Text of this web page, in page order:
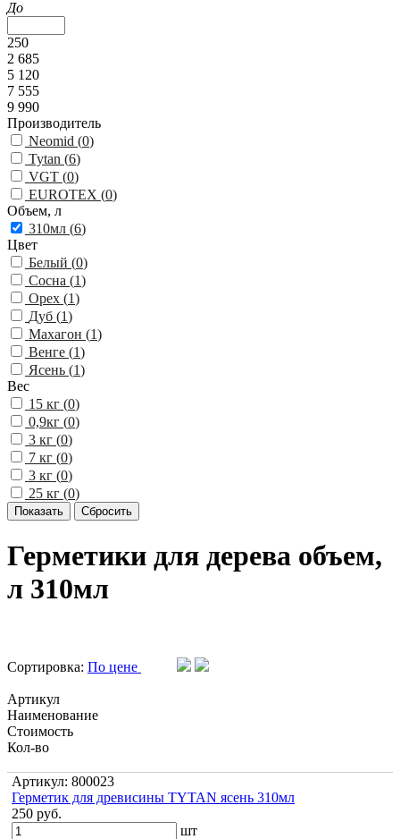
До
250
2 685
5 120
7 555
9 990
Производитель
Neomid (0)
Tytan (6)
VGT (0)
EUROTEX (0)
Объем, л
310мл (6)
Цвет
Белый (0)
Сосна (1)
Орех (1)
Дуб (1)
Махагон (1)
Венге (1)
Ясень (1)
Вес
15 кг (0)
0,9кг (0)
3 кг (0)
7 кг (0)
3 кг (0)
25 кг (0)
Герметики для дерева объем,
л 310мл
Сортировка: По цене
Артикул
Наименование
Стоимость
Кол-во
Артикул: 800023
Герметик для древисины TYTAN ясень 310мл
250 руб.
шт